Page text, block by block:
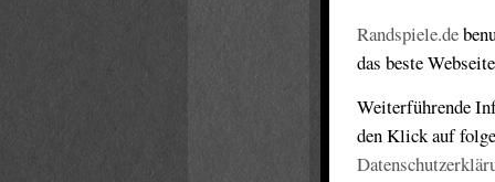
Randspiele.de
das beste
Weiterführende
den Klick auf